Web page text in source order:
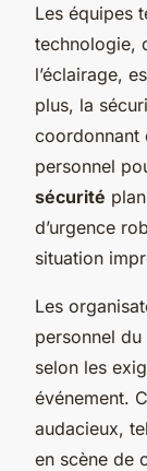
Les équipes
technologie,
l’éclairage,
plus, la
coordonnant
personnel
sécurité
d’urgence
situation
Les
personnel
selon les
événement.
audacieux,
en scène de